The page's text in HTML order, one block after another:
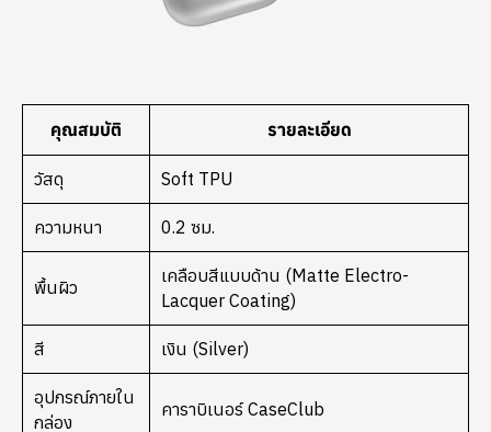
คุณสมบัติ รายละเอียด
วัสดุ Soft TPU
ความหนา 0.2 ซม.
พื้นผิว
เคลือบสีแบบด้าน (Matte Electro-
Lacquer Coating)
สี เงิน (Silver)
อุปกรณ์ภายใน
กล่อง
คาราบิเนอร์ CaseClub